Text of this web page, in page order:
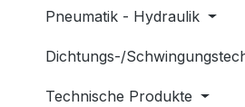
Pneumatik - Hydraulik
Dichtungs-/
Technische Produkte